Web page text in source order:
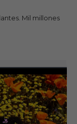
Mil millones